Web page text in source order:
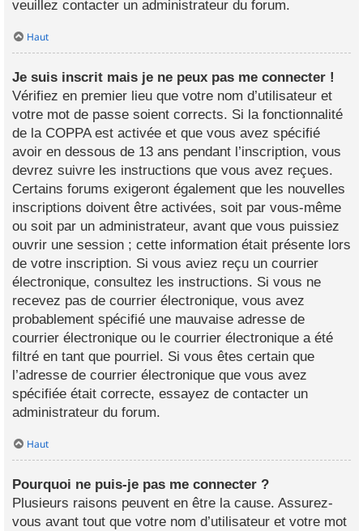
veuillez contacter un administrateur du forum.
Haut
Je suis inscrit mais je ne peux pas me connecter !
Vérifiez en premier lieu que votre nom d’utilisateur et
votre mot de passe soient corrects. Si la fonctionnalité
de la COPPA est activée et que vous avez spécifié
avoir en dessous de 13 ans pendant l’inscription, vous
devrez suivre les instructions que vous avez reçues.
Certains forums exigeront également que les nouvelles
inscriptions doivent être activées, soit par vous-même
ou soit par un administrateur, avant que vous puissiez
ouvrir une session ; cette information était présente lors
de votre inscription. Si vous aviez reçu un courrier
électronique, consultez les instructions. Si vous ne
recevez pas de courrier électronique, vous avez
probablement spécifié une mauvaise adresse de
courrier électronique ou le courrier électronique a été
filtré en tant que pourriel. Si vous êtes certain que
l’adresse de courrier électronique que vous avez
spécifiée était correcte, essayez de contacter un
administrateur du forum.
Haut
Pourquoi ne puis-je pas me connecter ?
Plusieurs raisons peuvent en être la cause. Assurez-
vous avant tout que votre nom d’utilisateur et votre mot